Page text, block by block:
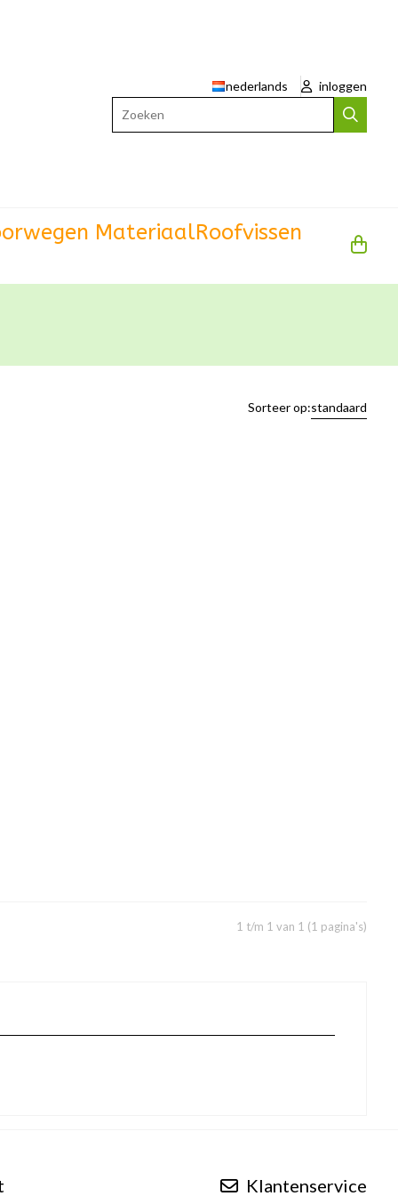
nederlands
inloggen
MateriaalRoofvissen
Sorteer op:standaard
1 t/m 1 van 1 (1 pagina's)
Klantenservice